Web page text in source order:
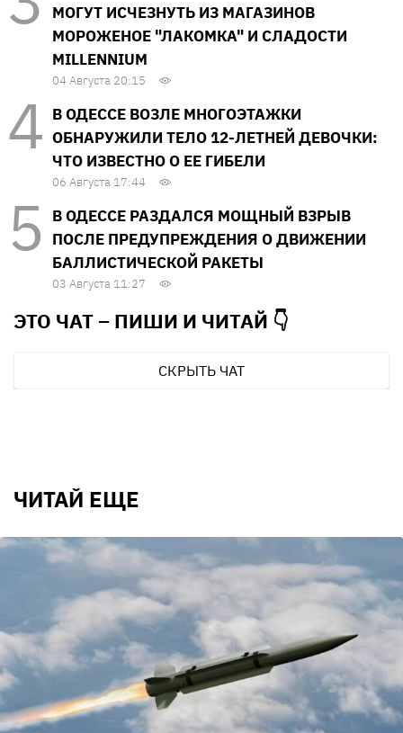
МОГУТ ИСЧЕЗНУТЬ ИЗ МАГАЗИНОВ
МОРОЖЕНОЕ "ЛАКОМКА" И СЛАДОСТИ
MILLENNIUM
04 Августа 20:15
В ОДЕССЕ ВОЗЛЕ МНОГОЭТАЖКИ
ОБНАРУЖИЛИ ТЕЛО 12-ЛЕТНЕЙ ДЕВОЧКИ:
ЧТО ИЗВЕСТНО О ЕЕ ГИБЕЛИ
06 Августа 17:44
В ОДЕССЕ РАЗДАЛСЯ МОЩНЫЙ ВЗРЫВ
ПОСЛЕ ПРЕДУПРЕЖДЕНИЯ О ДВИЖЕНИИ
БАЛЛИСТИЧЕСКОЙ РАКЕТЫ
03 Августа 11:27
ЭТО ЧАТ – ПИШИ И ЧИТАЙ 👇
СКРЫТЬ ЧАТ
ЧИТАЙ ЕЩЕ